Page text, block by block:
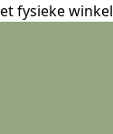
fysieke winkel